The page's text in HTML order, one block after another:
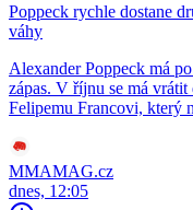
Poppeck rychle dostane
váhy
Alexander Poppeck má
zápas. V říjnu se má
Felipemu Francovi, který
MMAMAG.cz
dnes, 12:05